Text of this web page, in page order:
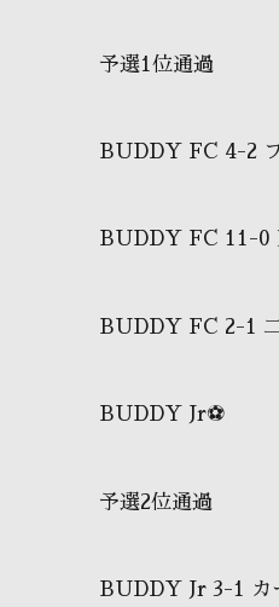
予選1位通過
BUDDY FC 4-2
BUDDY FC 11-0
BUDDY FC 2-1
BUDDY Jr⚽️
予選2位通過
BUDDY Jr 3-1 カ